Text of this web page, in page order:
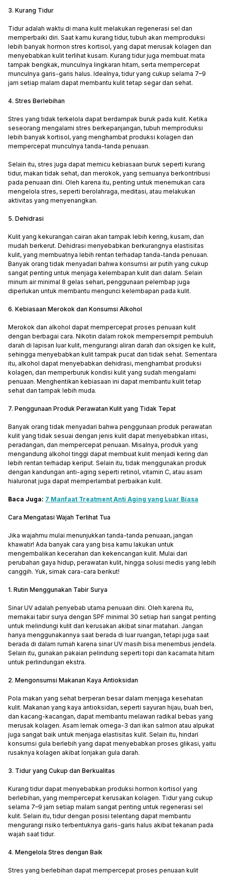
3. Kurang Tidur
Tidur adalah waktu di mana kulit melakukan regenerasi sel dan
memperbaiki diri. Saat kamu kurang tidur, tubuh akan memproduksi
lebih banyak hormon stres kortisol, yang dapat merusak kolagen dan
menyebabkan kulit terlihat kusam. Kurang tidur juga membuat mata
tampak bengkak, munculnya lingkaran hitam, serta mempercepat
munculnya garis-garis halus. Idealnya, tidur yang cukup selama 7–9
jam setiap malam dapat membantu kulit tetap segar dan sehat.
4. Stres Berlebihan
Stres yang tidak terkelola dapat berdampak buruk pada kulit. Ketika
seseorang mengalami stres berkepanjangan, tubuh memproduksi
lebih banyak kortisol, yang menghambat produksi kolagen dan
mempercepat munculnya tanda-tanda penuaan.
Selain itu, stres juga dapat memicu kebiasaan buruk seperti kurang
tidur, makan tidak sehat, dan merokok, yang semuanya berkontribusi
pada penuaan dini. Oleh karena itu, penting untuk menemukan cara
mengelola stres, seperti berolahraga, meditasi, atau melakukan
aktivitas yang menyenangkan.
5. Dehidrasi
Kulit yang kekurangan cairan akan tampak lebih kering, kusam, dan
mudah berkerut. Dehidrasi menyebabkan berkurangnya elastisitas
kulit, yang membuatnya lebih rentan terhadap tanda-tanda penuaan.
Banyak orang tidak menyadari bahwa konsumsi air putih yang cukup
sangat penting untuk menjaga kelembapan kulit dari dalam. Selain
minum air minimal 8 gelas sehari, penggunaan pelembap juga
diperlukan untuk membantu mengunci kelembapan pada kulit.
6. Kebiasaan Merokok dan Konsumsi Alkohol
Merokok dan alkohol dapat mempercepat proses penuaan kulit
dengan berbagai cara. Nikotin dalam rokok mempersempit pembuluh
darah di lapisan luar kulit, mengurangi aliran darah dan oksigen ke kulit,
sehingga menyebabkan kulit tampak pucat dan tidak sehat. Sementara
itu, alkohol dapat menyebabkan dehidrasi, menghambat produksi
kolagen, dan memperburuk kondisi kulit yang sudah mengalami
penuaan. Menghentikan kebiasaan ini dapat membantu kulit tetap
sehat dan tampak lebih muda.
7. Penggunaan Produk Perawatan Kulit yang Tidak Tepat
Banyak orang tidak menyadari bahwa penggunaan produk perawatan
kulit yang tidak sesuai dengan jenis kulit dapat menyebabkan iritasi,
peradangan, dan mempercepat penuaan. Misalnya, produk yang
mengandung alkohol tinggi dapat membuat kulit menjadi kering dan
lebih rentan terhadap keriput. Selain itu, tidak menggunakan produk
dengan kandungan anti-aging seperti retinol, vitamin C, atau asam
hialuronat juga dapat memperlambat perbaikan kulit.
Baca Juga: 7 Manfaat Treatment Anti Aging yang Luar Biasa
Cara Mengatasi Wajah Terlihat Tua
Jika wajahmu mulai menunjukkan tanda-tanda penuaan, jangan
khawatir! Ada banyak cara yang bisa kamu lakukan untuk
mengembalikan kecerahan dan kekencangan kulit. Mulai dari
perubahan gaya hidup, perawatan kulit, hingga solusi medis yang lebih
canggih. Yuk, simak cara-cara berikut!
1. Rutin Menggunakan Tabir Surya
Sinar UV adalah penyebab utama penuaan dini. Oleh karena itu,
memakai tabir surya dengan SPF minimal 30 setiap hari sangat penting
untuk melindungi kulit dari kerusakan akibat sinar matahari. Jangan
hanya menggunakannya saat berada di luar ruangan, tetapi juga saat
berada di dalam rumah karena sinar UV masih bisa menembus jendela.
Selain itu, gunakan pakaian pelindung seperti topi dan kacamata hitam
untuk perlindungan ekstra.
2. Mengonsumsi Makanan Kaya Antioksidan
Pola makan yang sehat berperan besar dalam menjaga kesehatan
kulit. Makanan yang kaya antioksidan, seperti sayuran hijau, buah beri,
dan kacang-kacangan, dapat membantu melawan radikal bebas yang
merusak kolagen. Asam lemak omega-3 dari ikan salmon atau alpukat
juga sangat baik untuk menjaga elastisitas kulit. Selain itu, hindari
konsumsi gula berlebih yang dapat menyebabkan proses glikasi, yaitu
rusaknya kolagen akibat lonjakan gula darah.
3. Tidur yang Cukup dan Berkualitas
Kurang tidur dapat menyebabkan produksi hormon kortisol yang
berlebihan, yang mempercepat kerusakan kolagen. Tidur yang cukup
selama 7–9 jam setiap malam sangat penting untuk regenerasi sel
kulit. Selain itu, tidur dengan posisi telentang dapat membantu
mengurangi risiko terbentuknya garis-garis halus akibat tekanan pada
wajah saat tidur.
4. Mengelola Stres dengan Baik
Stres yang berlebihan dapat mempercepat proses penuaan kulit